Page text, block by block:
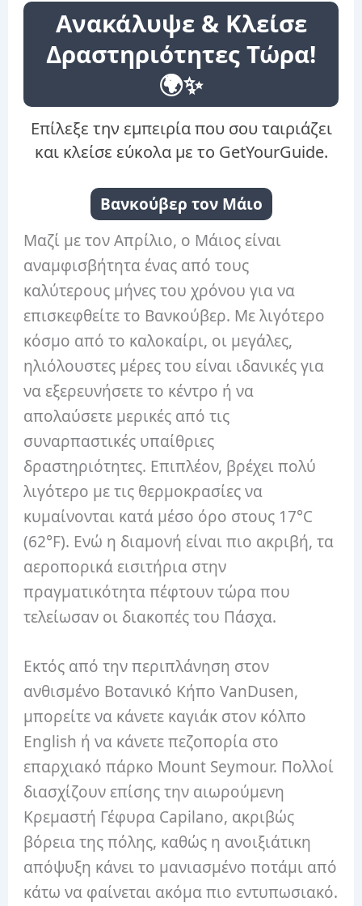
Ανακάλυψε & Κλείσε
Δραστηριότητες Τώρα!
🌍✨
Επίλεξε την εμπειρία που σου ταιριάζει
και κλείσε εύκολα με το GetYourGuide.
Βανκούβερ τον Μάιο
Μαζί με τον Απρίλιο, ο Μάιος είναι
αναμφισβήτητα ένας από τους
καλύτερους μήνες του χρόνου για να
επισκεφθείτε το Βανκούβερ. Με λιγότερο
κόσμο από το καλοκαίρι, οι μεγάλες,
ηλιόλουστες μέρες του είναι ιδανικές για
να εξερευνήσετε το κέντρο ή να
απολαύσετε μερικές από τις
συναρπαστικές υπαίθριες
δραστηριότητες. Επιπλέον, βρέχει πολύ
λιγότερο με τις θερμοκρασίες να
κυμαίνονται κατά μέσο όρο στους 17°C
(62°F). Ενώ η διαμονή είναι πιο ακριβή, τα
αεροπορικά εισιτήρια στην
πραγματικότητα πέφτουν τώρα που
τελείωσαν οι διακοπές του Πάσχα.
Εκτός από την περιπλάνηση στον
ανθισμένο Βοτανικό Κήπο VanDusen,
μπορείτε να κάνετε καγιάκ στον κόλπο
English ή να κάνετε πεζοπορία στο
επαρχιακό πάρκο Mount Seymour. Πολλοί
διασχίζουν επίσης την αιωρούμενη
Κρεμαστή Γέφυρα Capilano, ακριβώς
βόρεια της πόλης, καθώς η ανοιξιάτικη
απόψυξη κάνει το μανιασμένο ποτάμι από
κάτω να φαίνεται ακόμα πιο εντυπωσιακό.